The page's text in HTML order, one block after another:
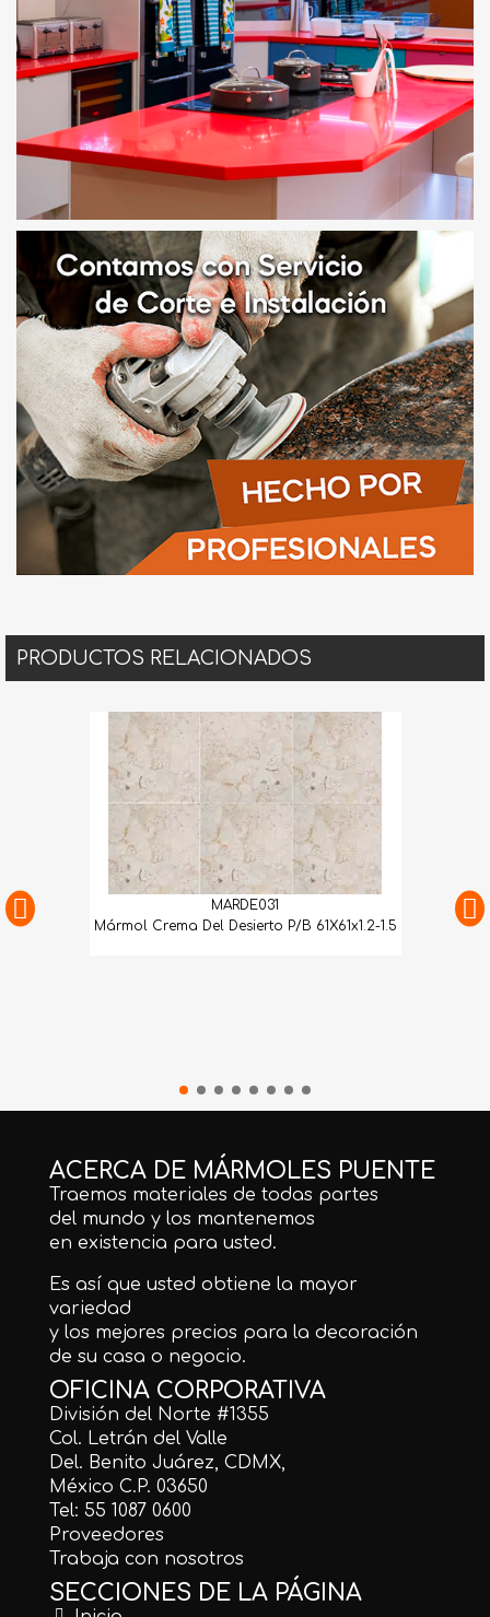
PRODUCTOS RELACIONADOS
MARDE031
Mármol Crema Del Desierto P/B 61X61x1.2-1.5
ACERCA DE MÁRMOLES PUENTE
Traemos materiales de todas partes
del mundo y los mantenemos
en existencia para usted.
Es así que usted obtiene la mayor
variedad
y los mejores precios para la decoración
de su casa o negocio.
OFICINA CORPORATIVA
División del Norte #1355
Col. Letrán del Valle
Del. Benito Juárez, CDMX,
México C.P. 03650
Tel: 55 1087 0600
Proveedores
Trabaja con nosotros
SECCIONES DE LA PÁGINA